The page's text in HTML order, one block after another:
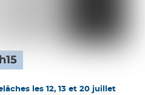
les 12, 13 et 20 juillet